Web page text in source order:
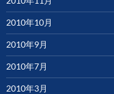
2010年10月
2010年9月
2010年7月
2010年3月